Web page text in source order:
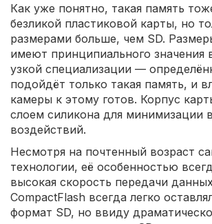
Как уже понятно, такая память
безликой пластиковой карты, но
размерами больше, чем SD.
имеют принципиального значения
узкой специализации —
подойдёт только такая память, и
камеры к этому готов. Корпус
слоем силикона для минимизации
воздействий.
Несмотря на почтенный возраст
технологии, её особенностью
высокая скорость передачи
CompactFlash всегда легко
формат SD, но ввиду